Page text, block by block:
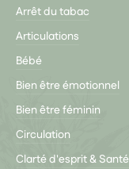
Arrêt du tabac
Articulations
Bébé
Bien être émotionnel
Bien être féminin
Circulation
Clarté d'esprit & Santé